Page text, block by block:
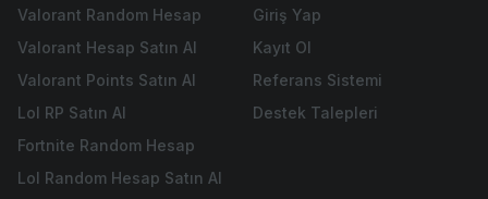
Valorant Random Hesap
Valorant Hesap Satın Al
Valorant Points Satın Al
Lol RP Satın Al
Fortnite Random Hesap
Lol Random Hesap Satın Al
Giriş Yap
Kayıt Ol
Referans Sistemi
Destek Talepleri